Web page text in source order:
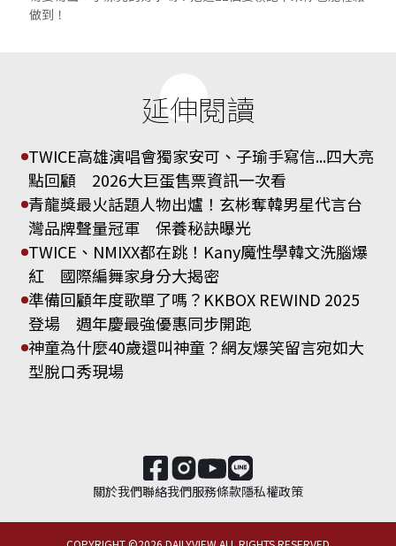
做到！
延伸閱讀
TWICE高雄演唱會獨家安可、子瑜手寫信...四大亮
點回顧 2026大巨蛋售票資訊一次看
青龍獎最火話題人物出爐！玄彬奪韓男星代言台
灣品牌聲量冠軍 保養秘訣曝光
TWICE、NMIXX都在跳！Kany魔性學韓文洗腦爆
紅 國際編舞家身分大揭密
準備回顧年度歌單了嗎？KKBOX REWIND 2025
登場 週年慶最強優惠同步開跑
神童為什麼40歲還叫神童？網友爆笑留言宛如大
型脫口秀現場
關於我們聯絡我們服務條款隱私權政策